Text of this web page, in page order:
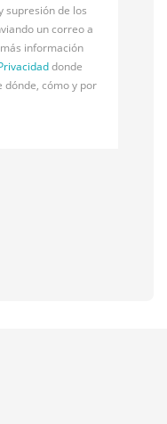
supresión de los
un correo a
información
donde
cómo y por